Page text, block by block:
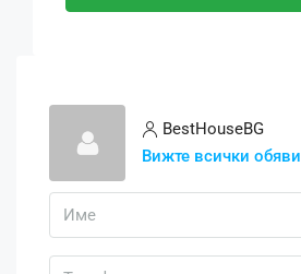
BestHouseBG
Вижте всички обяви